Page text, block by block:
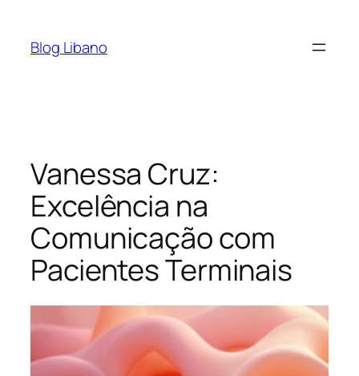
Blog Libano
Vanessa Cruz:
Excelência na
Comunicação com
Pacientes Terminais